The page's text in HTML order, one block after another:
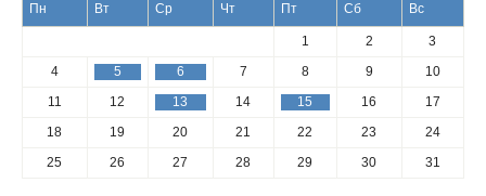
Пн
Вт Ср Чт Пт Сб Вс
1 2
3
4
5 6 7 8 9
10
11
12 13 14 15 16
17
18
19 20 21 22 23
24
25
26 27 28 29 30 31